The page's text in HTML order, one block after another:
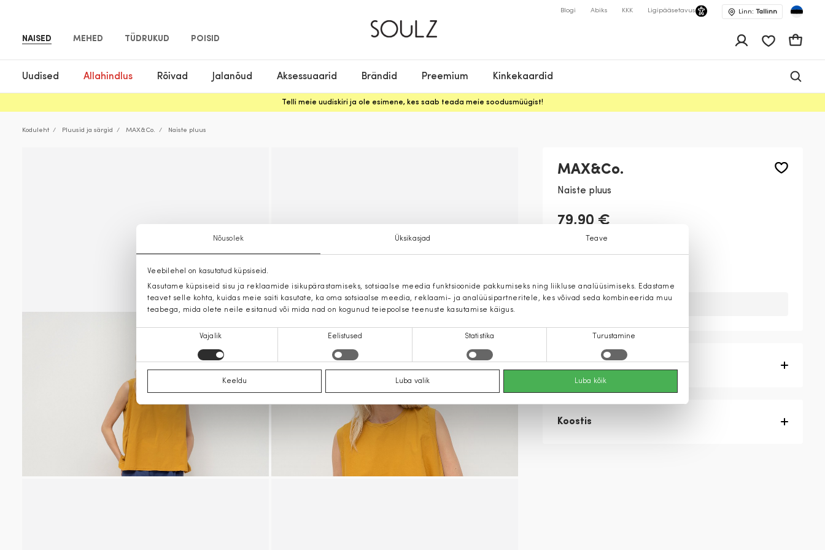
Nõusolek Üksikasjad Teave
Veebilehel on kasutatud küpsiseid.
Kasutame küpsiseid sisu ja reklaamide isikupärastamiseks, sotsiaalse meedia funktsioonide pakkumiseks ning liikluse analüüsimiseks. Edastame
teavet selle kohta, kuidas meie saiti kasutate, ka oma sotsiaalse meedia, reklaami- ja analüüsipartneritele, kes võivad seda kombineerida muu
teabega, mida olete neile esitanud või mida nad on kogunud teiepoolse teenuste kasutamise käigus.
Vajalik Eelistused Statistika Turustamine
Keeldu Luba valik Luba kõik
NAISED MEHED TÜDRUKUD POISID
Blogi Abiks KKK Ligipääsetavus Linn: Tallinn
Uudised Allahindlus Rõivad Jalanõud Aksessuaarid Brändid Preemium Kinkekaardid
Telli meie uudiskiri ja ole esimene, kes saab teada meie soodusmüügist!
Koduleht Pluusid ja särgid MAX&Co. Naiste pluus
MAX&Co.
Naiste pluus
79,90 €
Tootekirjeldus
Koostis